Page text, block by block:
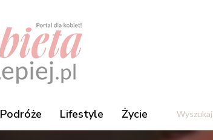
Podróże Lifestyle Życie Wyszukaj